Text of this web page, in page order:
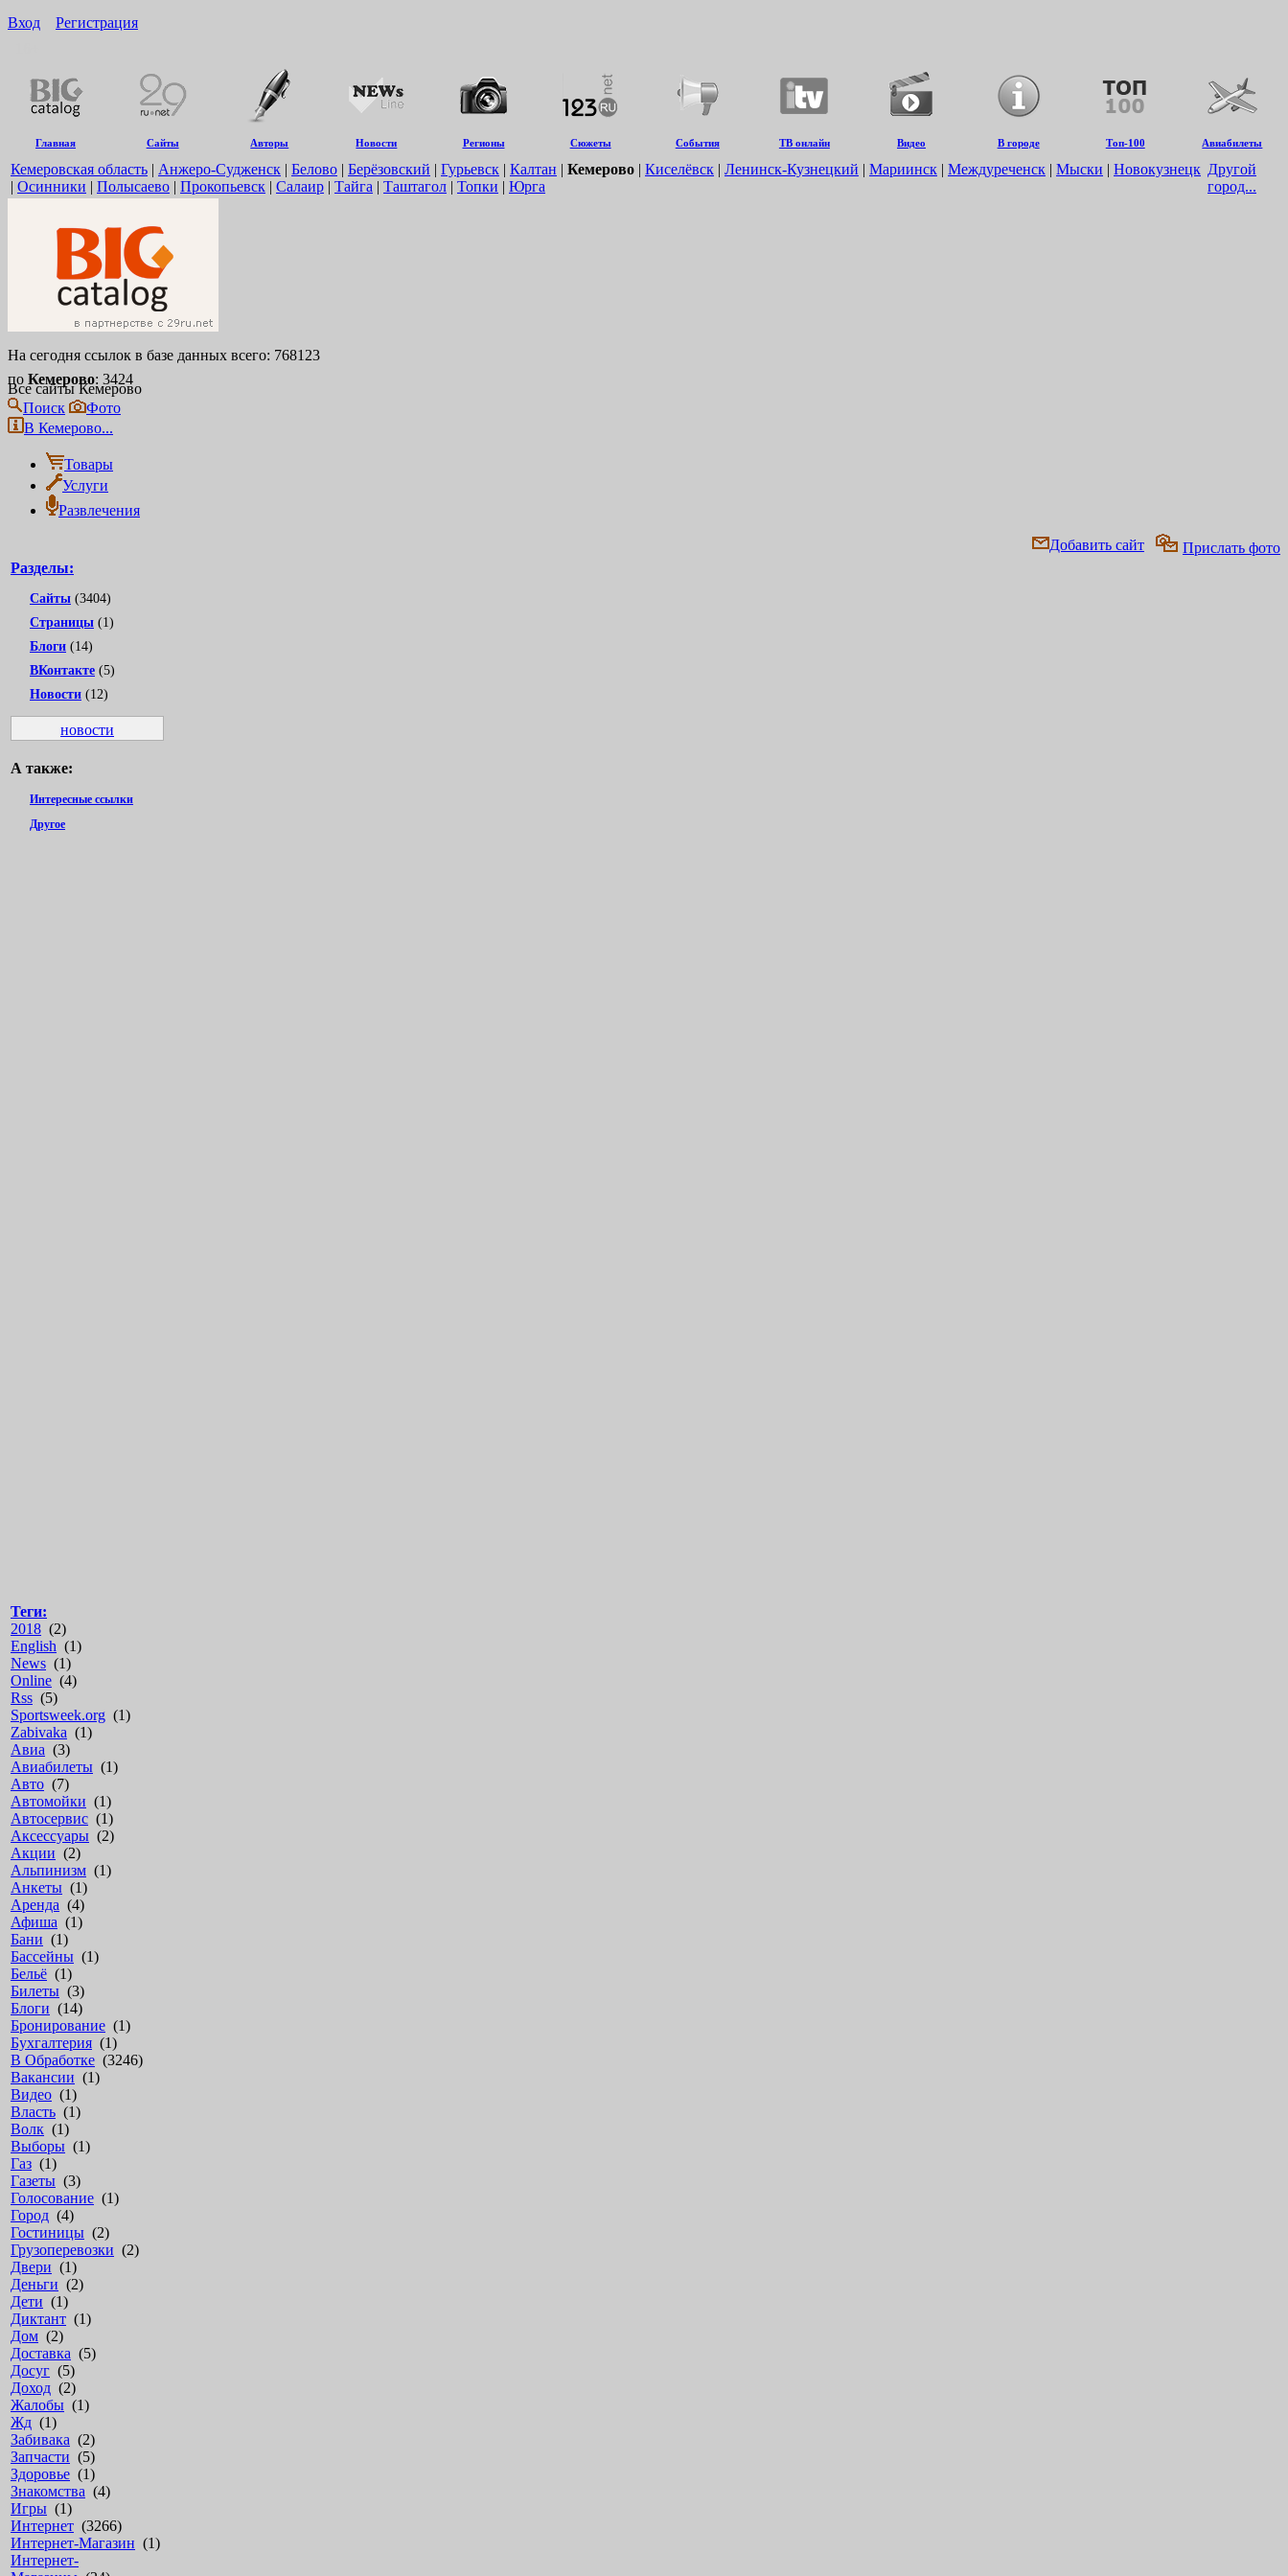
Вход
Регистрация
Главная Сайты Авторы Новости Регионы Сюжеты События ТВ онлайн Видео В городе Топ-100 Авиабилеты
Кемеровская область | Анжеро-Судженск | Белово | Берёзовский | Гурьевск | Калтан | Кемерово | Киселёвск | Ленинск-Кузнецкий | Мариинск | Междуреченск | Мыски | Новокузнецк
| Осинники | Полысаево | Прокопьевск | Салаир | Тайга | Таштагол | Топки | Юрга
Другой
город...
На сегодня ссылок в базе данных всего: 768123
по Кемерово: 3424
Все сайты Кемерово
Поиск
Фото
В Кемерово...
Товары
Услуги
Развлечения
Прислать фото
Добавить сайт
Разделы:
Сайты (3404)
Страницы (1)
Блоги (14)
ВКонтакте (5)
Новости (12)
новости
А также:
Интересные ссылки
Другое
Теги:
2018 (2)
English (1)
News (1)
Online (4)
Rss (5)
Sportsweek.org (1)
Zabivaka (1)
Авиа (3)
Авиабилеты (1)
Авто (7)
Автомойки (1)
Автосервис (1)
Аксессуары (2)
Акции (2)
Альпинизм (1)
Анкеты (1)
Аренда (4)
Афиша (1)
Бани (1)
Бассейны (1)
Бельё (1)
Билеты (3)
Блоги (14)
Бронирование (1)
Бухгалтерия (1)
В Обработке (3246)
Вакансии (1)
Видео (1)
Власть (1)
Волк (1)
Выборы (1)
Газ (1)
Газеты (3)
Голосование (1)
Город (4)
Гостиницы (2)
Грузоперевозки (2)
Двери (1)
Деньги (2)
Дети (1)
Диктант (1)
Дом (2)
Доставка (5)
Досуг (5)
Доход (2)
Жалобы (1)
Жд (1)
Забивака (2)
Запчасти (5)
Здоровье (1)
Знакомства (4)
Игры (1)
Интернет (3266)
Интернет-Магазин (1)
Интернет-